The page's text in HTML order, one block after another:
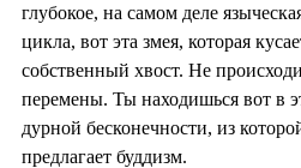
глубокое, на самом деле
цикла, вот эта змея, которая
собственный хвост. Не
перемены. Ты находишься вот в
дурной бесконечности, из
предлагает буддизм.